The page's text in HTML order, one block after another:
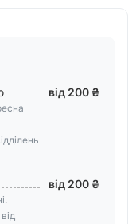
від 200 ₴
від 200 ₴